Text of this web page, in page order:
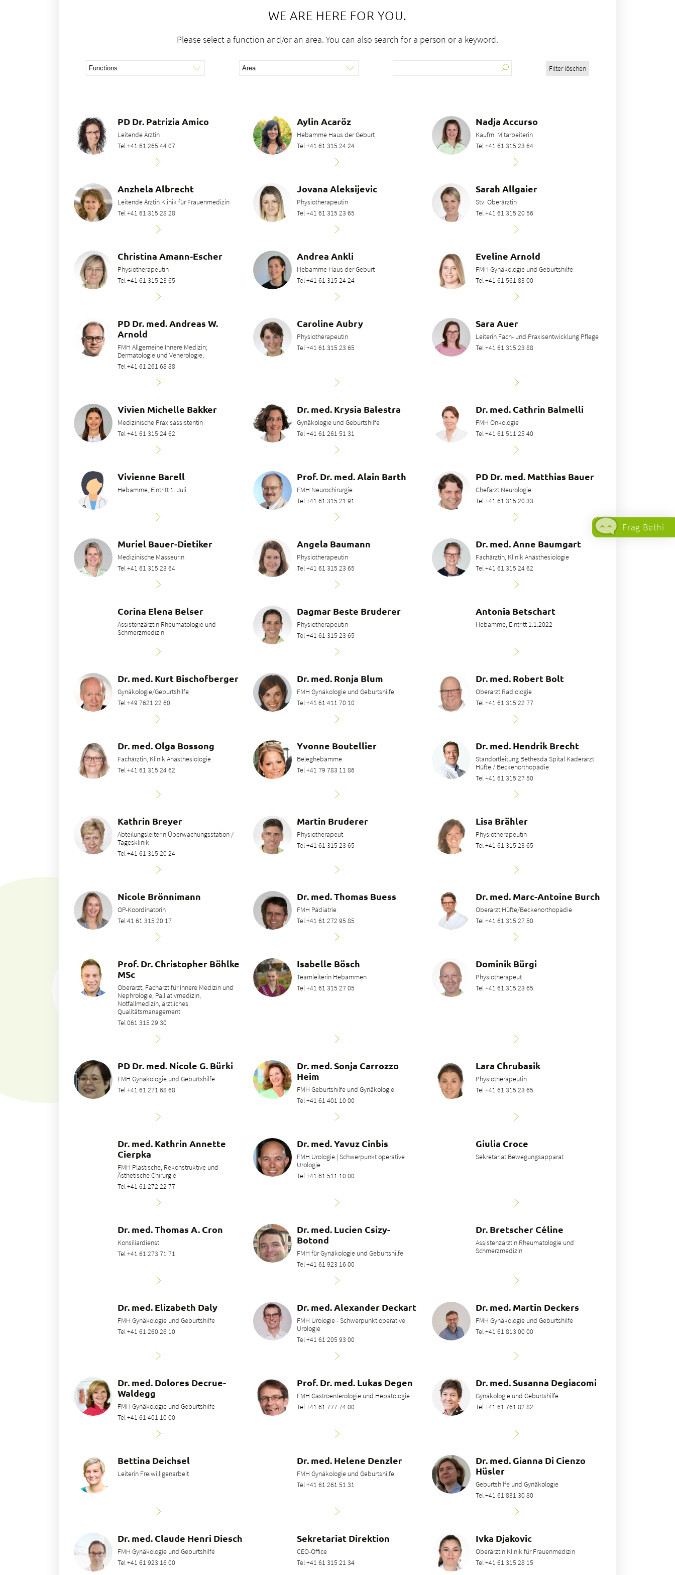
WE ARE HERE FOR YOU.
Please select a function and/or an area. You can also search for a person or a keyword.
Filter löschen
PD Dr. Patrizia Amico
Leitende Ärztin
Tel +41 61 265 44 07
Aylin Acaröz
Hebamme Haus der Geburt
Tel +41 61 315 24 24
Nadja Accurso
Kaufm. Mitarbeiterin
Tel +41 61 315 23 64
Anzhela Albrecht
Leitende Ärztin Klinik für Frauenmedizin
Tel +41 61 315 28 28
Jovana Aleksijevic
Physiotherapeutin
Tel +41 61 315 23 65
Sarah Allgaier
Stv. Oberärztin
Tel +41 61 315 20 56
Christina Amann-Escher
Physiotherapeutin
Tel +41 61 315 23 65
Andrea Ankli
Hebamme Haus der Geburt
Tel +41 61 315 24 24
Eveline Arnold
FMH Gynäkologie und Geburtshilfe
Tel +41 61 561 83 00
PD Dr. med. Andreas W.
Arnold
FMH Allgemeine Innere Medizin;
Dermatologie und Venerologie;
Tel +41 61 261 68 88
Caroline Aubry
Physiotherapeutin
Tel +41 61 315 23 65
Sara Auer
Leiterin Fach- und Praxisentwicklung Pflege
Tel +41 61 315 23 88
Vivien Michelle Bakker
Medizinische Praxisassistentin
Tel +41 61 315 24 62
Dr. med. Krysia Balestra
Gynäkologie und Geburtshilfe
Tel +41 61 261 51 31
Dr. med. Cathrin Balmelli
FMH Onkologie
Tel +41 61 511 25 40
Vivienne Barell
Hebamme, Eintritt 1. Juli
Prof. Dr. med. Alain Barth
FMH Neurochirurgie
Tel +41 61 315 21 91
PD Dr. med. Matthias Bauer
Chefarzt Neurologie
Tel +41 61 315 20 33
Muriel Bauer-Dietiker
Medizinische Masseurin
Tel +41 61 315 23 64
Angela Baumann
Physiotherapeutin
Tel +41 61 315 23 65
Dr. med. Anne Baumgart
Fachärztin, Klinik Anästhesiologie
Tel +41 61 315 24 62
Corina Elena Belser
Assistenzärztin Rheumatologie und
Schmerzmedizin
Dagmar Beste Bruderer
Physiotherapeutin
Tel +41 61 315 23 65
Antonia Betschart
Hebamme, Eintritt 1.1.2022
Dr. med. Kurt Bischofberger
Gynäkologie/Geburtshilfe
Tel +49 7621 22 60
Dr. med. Ronja Blum
FMH Gynäkologie und Geburtshilfe
Tel +41 61 411 70 10
Dr. med. Robert Bolt
Oberarzt Radiologie
Tel +41 61 315 22 77
Dr. med. Olga Bossong
Fachärztin, Klinik Anästhesiologie
Tel +41 61 315 24 62
Yvonne Boutellier
Beleghebamme
Tel +41 79 783 11 86
Dr. med. Hendrik Brecht
Standortleitung Bethesda Spital Kaderarzt
Hüfte / Beckenorthopädie
Tel +41 61 315 27 50
Kathrin Breyer
Abteilungsleiterin Überwachungsstation /
Tagesklinik
Tel +41 61 315 20 24
Martin Bruderer
Physiotherapeut
Tel +41 61 315 23 65
Lisa Brähler
Physiotherapeutin
Tel +41 61 315 23 65
Nicole Brönnimann
OP-Koordinatorin
Tel 41 61 315 20 17
Dr. med. Thomas Buess
FMH Pädiatrie
Tel +41 61 272 95 85
Dr. med. Marc-Antoine Burch
Oberarzt Hüfte/Beckenorthopädie
Tel +41 61 315 27 50
Prof. Dr. Christopher Böhlke
MSc
Oberarzt, Facharzt für Innere Medizin und
Nephrologie, Palliativmedizin,
Notfallmedizin, ärztliches
Qualitätsmanagement
Tel 061 315 29 30
Isabelle Bösch
Teamleiterin Hebammen
Tel +41 61 315 27 05
Dominik Bürgi
Physiotherapeut
Tel +41 61 315 23 65
PD Dr. med. Nicole G. Bürki
FMH Gynäkologie und Geburtshilfe
Tel +41 61 271 68 68
Dr. med. Sonja Carrozzo
Heim
FMH Geburtshilfe und Gynäkologie
Tel +41 61 401 10 00
Lara Chrubasik
Physiotherapeutin
Tel +41 61 315 23 65
Dr. med. Kathrin Annette
Cierpka
FMH Plastische, Rekonstruktive und
Ästhetische Chirurgie
Tel +41 61 272 22 77
Dr. med. Yavuz Cinbis
FMH Urologie | Schwerpunkt operative
Urologie
Tel +41 61 511 10 00
Giulia Croce
Sekretariat Bewegungsapparat
Dr. med. Thomas A. Cron
Konsiliardienst
Tel +41 61 273 71 71
Dr. med. Lucien Csizy-
Botond
FMH für Gynäkologie und Geburtshilfe
Tel +41 61 923 16 00
Dr. Bretscher Céline
Assistenzärztin Rheumatologie und
Schmerzmedizin
Dr. med. Elizabeth Daly
FMH Gynäkologie und Geburtshilfe
Tel +41 61 260 26 10
Dr. med. Alexander Deckart
FMH Urologie - Schwerpunkt operative
Urologie
Tel +41 61 205 93 00
Dr. med. Martin Deckers
FMH Gynäkologie und Geburtshilfe
Tel +41 61 813 00 00
Dr. med. Dolores Decrue-
Waldegg
FMH Gynäkologie und Geburtshilfe
Tel +41 61 401 10 00
Prof. Dr. med. Lukas Degen
FMH Gastroenterologie und Hepatologie
Tel +41 61 777 74 00
Dr. med. Susanna Degiacomi
Gynäkologie und Geburtshilfe
Tel +41 61 761 82 82
Bettina Deichsel
Leiterin Freiwilligenarbeit
Dr. med. Helene Denzler
FMH Gynäkologie und Geburtshilfe
Tel +41 61 261 51 31
Dr. med. Gianna Di Cienzo
Hüsler
Geburtshilfe und Gynäkologie
Tel +41 61 831 30 80
Dr. med. Claude Henri Diesch
FMH Gynäkologie und Geburtshilfe
Tel +41 61 923 16 00
Sekretariat Direktion
CEO-Office
Tel +41 61 315 21 34
Ivka Djakovic
Oberärztin Klinik für Frauenmedizin
Tel +41 61 315 28 15
Frag Bethi